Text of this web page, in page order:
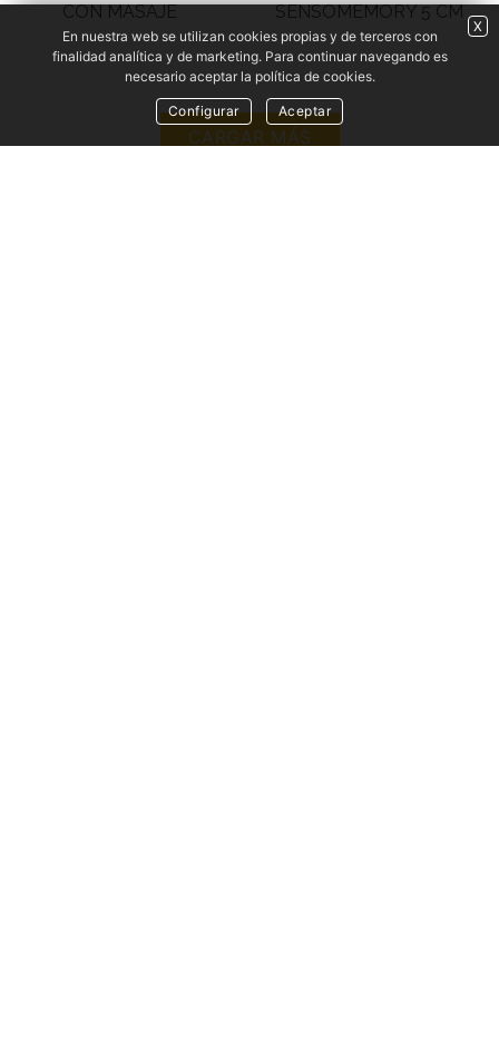
CON MASAJE
SENSOMEMORY 5 CM
CARGAR MÁS
X
En nuestra web se utilizan cookies propias y de terceros con
finalidad analítica y de marketing. Para continuar navegando es
necesario aceptar la política de cookies.
Configurar Aceptar